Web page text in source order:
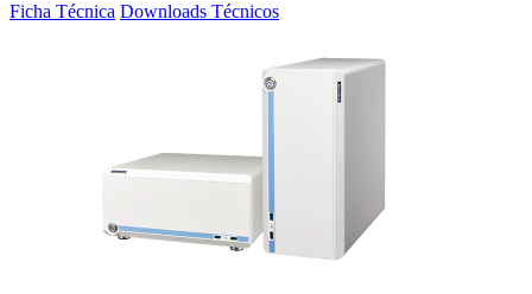
Ficha Técnica Downloads Técnicos